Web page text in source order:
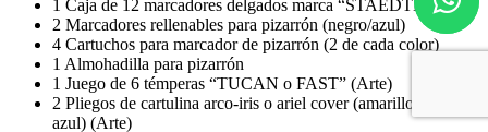
1 Caja de 12 marcadores delgados marca “STAEDTLER” *
2 Marcadores rellenables para pizarrón (negro/azul)
4 Cartuchos para marcador de pizarrón (2 de cada color)
1 Almohadilla para pizarrón
1 Juego de 6 témperas “TUCAN o FAST” (Arte)
2 Pliegos de cartulina arco-iris o ariel cover (amarillo, rojo o
azul) (Arte)